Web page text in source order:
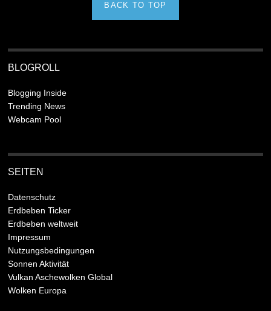
BACK TO TOP
BLOGROLL
Blogging Inside
Trending News
Webcam Pool
SEITEN
Datenschutz
Erdbeben Ticker
Erdbeben weltweit
Impressum
Nutzungsbedingungen
Sonnen Aktivität
Vulkan Aschewolken Global
Wolken Europa